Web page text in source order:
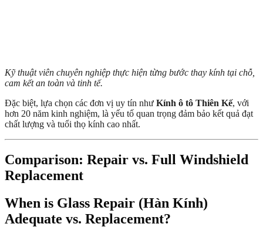
Kỹ thuật viên chuyên nghiệp thực hiện từng bước thay kính tại chỗ,
cam kết an toàn và tinh tế.
Đặc biệt, lựa chọn các đơn vị uy tín như Kính ô tô Thiên Kế, với
hơn 20 năm kinh nghiệm, là yếu tố quan trọng đảm bảo kết quả đạt
chất lượng và tuổi thọ kính cao nhất.
Comparison: Repair vs. Full Windshield
Replacement
When is Glass Repair (Hàn Kính)
Adequate vs. Replacement?